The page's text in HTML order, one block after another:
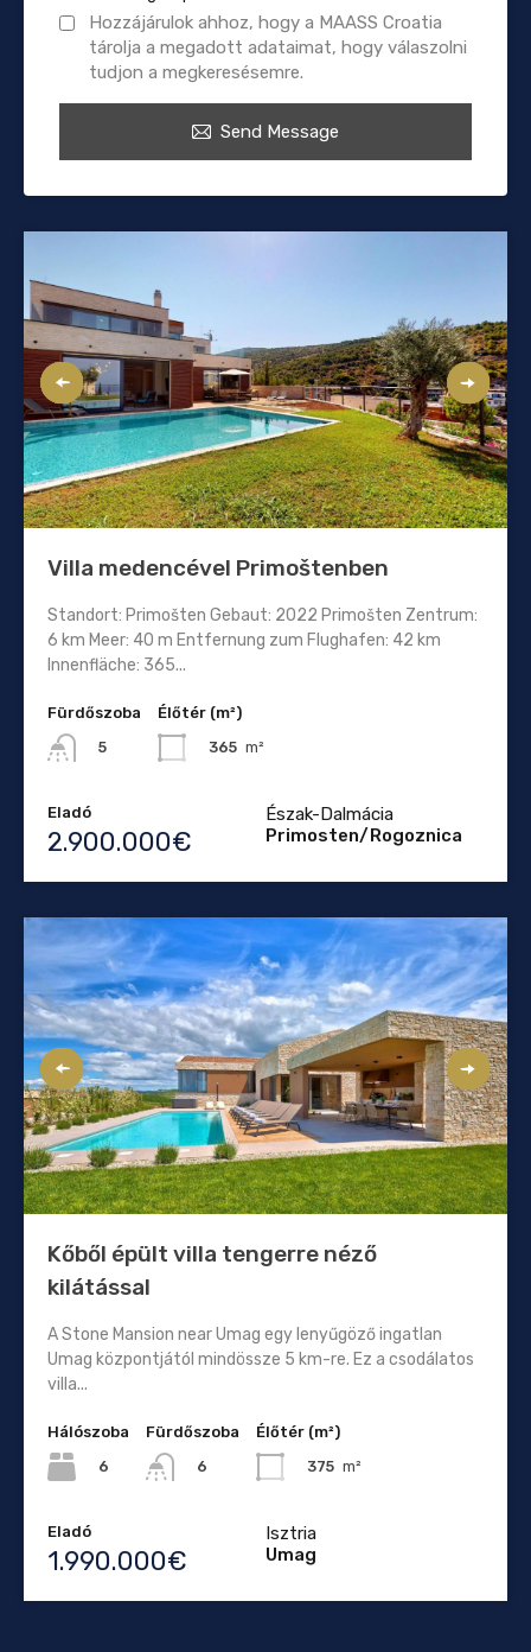
Hozzájárulok ahhoz, hogy a MAASS Croatia
tárolja a megadott adataimat, hogy válaszolni
tudjon a megkeresésemre.
Send Message
Villa medencével Primoštenben
Standort: Primošten Gebaut: 2022 Primošten Zentrum:
6 km Meer: 40 m Entfernung zum Flughafen: 42 km
Innenfläche: 365...
Fürdőszoba
5
Élőtér (m²)
365 m²
Eladó
2.900.000€
Észak-Dalmácia
Primosten/Rogoznica
Kőből épült villa tengerre néző
kilátással
A Stone Mansion near Umag egy lenyűgöző ingatlan
Umag központjától mindössze 5 km-re. Ez a csodálatos
villa...
Hálószoba
6
Fürdőszoba
6
Élőtér (m²)
375 m²
Eladó
1.990.000€
Isztria
Umag